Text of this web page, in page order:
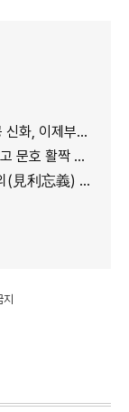
터 진짜 시험대
활짝 열어야
忘義) 새겨야